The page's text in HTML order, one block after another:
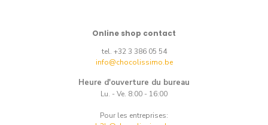
Online shop contact
tel. +32 3 386 05 54
info@chocolissimo.be
Heure d'ouverture du bureau
Lu. - Ve. 8:00 - 16:00
Pour les entreprises: